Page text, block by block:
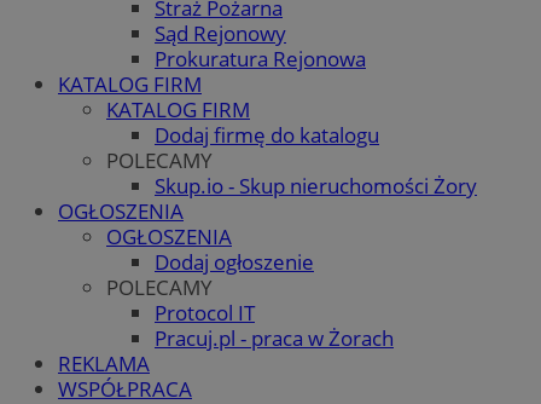
Straż Pożarna
Sąd Rejonowy
Prokuratura Rejonowa
KATALOG FIRM
KATALOG FIRM
Dodaj firmę do katalogu
POLECAMY
Skup.io - Skup nieruchomości Żory
OGŁOSZENIA
OGŁOSZENIA
Dodaj ogłoszenie
POLECAMY
Protocol IT
Pracuj.pl - praca w Żorach
REKLAMA
WSPÓŁPRACA